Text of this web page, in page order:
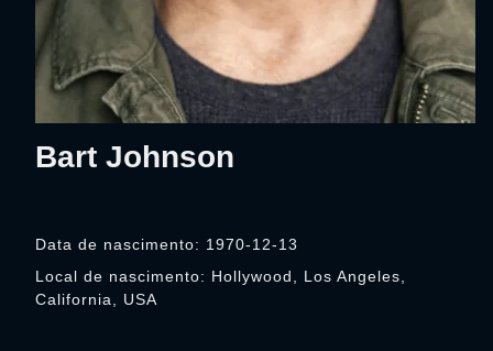
Bart Johnson
Data de nascimento: 1970-12-13
Local de nascimento: Hollywood, Los Angeles,
California, USA